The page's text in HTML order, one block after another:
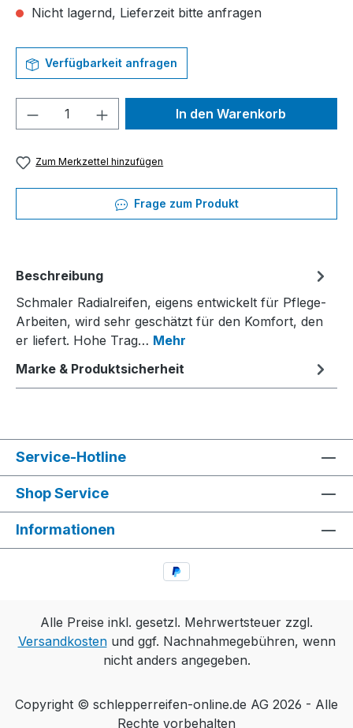
Nicht lagernd, Lieferzeit bitte anfragen
Verfügbarkeit anfragen
Produkt Anzahl: Gib denIn den Warenkorb
Zum Merkzettel hinzufügen
Frage zum Produkt
Beschreibung
Schmaler Radialreifen, eigens entwickelt für Pflege-
Arbeiten, wird sehr geschätzt für den Komfort, den
er liefert. Hohe Trag… Mehr
Marke & Produktsicherheit
Service-Hotline
Shop Service
Informationen
Alle Preise inkl. gesetzl. Mehrwertsteuer zzgl.
Versandkostenund ggf. Nachnahmegebühren, wenn
nicht anders angegeben.
Copyright © schlepperreifen-online.de AG 2026 - Alle
Rechte vorbehalten